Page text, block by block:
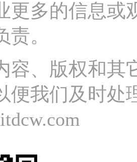
更多的信息或
。
容、版权和其
便我们及时处